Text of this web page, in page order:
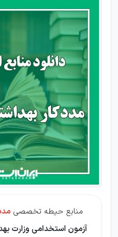
دانلود
رایگان
منابع
آزمون
استخدام
مددکار
بهداشتی
و درمانی
منابع حیطه تخصصی
آزمون استخدامی وزارت